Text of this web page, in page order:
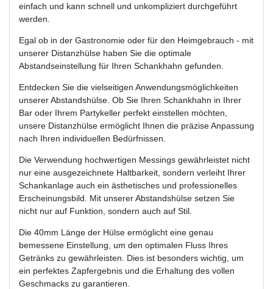
einfach und kann schnell und unkompliziert durchgeführt
werden.
Egal ob in der Gastronomie oder für den Heimgebrauch - mit
unserer Distanzhülse haben Sie die optimale
Abstandseinstellung für Ihren Schankhahn gefunden.
Entdecken Sie die vielseitigen Anwendungsmöglichkeiten
unserer Abstandshülse. Ob Sie Ihren Schankhahn in Ihrer
Bar oder Ihrem Partykeller perfekt einstellen möchten,
unsere Distanzhülse ermöglicht Ihnen die präzise Anpassung
nach Ihren individuellen Bedürfnissen.
Die Verwendung hochwertigen Messings gewährleistet nicht
nur eine ausgezeichnete Haltbarkeit, sondern verleiht Ihrer
Schankanlage auch ein ästhetisches und professionelles
Erscheinungsbild. Mit unserer Abstandshülse setzen Sie
nicht nur auf Funktion, sondern auch auf Stil.
Die 40mm Länge der Hülse ermöglicht eine genau
bemessene Einstellung, um den optimalen Fluss Ihres
Getränks zu gewährleisten. Dies ist besonders wichtig, um
ein perfektes Zapfergebnis und die Erhaltung des vollen
Geschmacks zu garantieren.